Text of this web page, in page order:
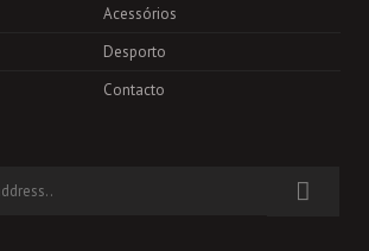
Acessórios
Desporto
Contacto